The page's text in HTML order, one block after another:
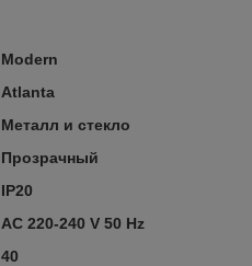
Modern
Atlanta
Металл и стекло
Прозрачный
IP20
AC 220-240 V 50 Hz
40